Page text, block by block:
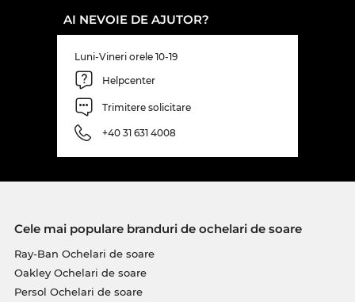
AI NEVOIE DE AJUTOR?
Luni-Vineri orele 10-19
Helpcenter
Trimitere solicitare
+40 31 631 4008
Cele mai populare branduri de ochelari de soare
Ray-Ban Ochelari de soare
Oakley Ochelari de soare
Persol Ochelari de soare